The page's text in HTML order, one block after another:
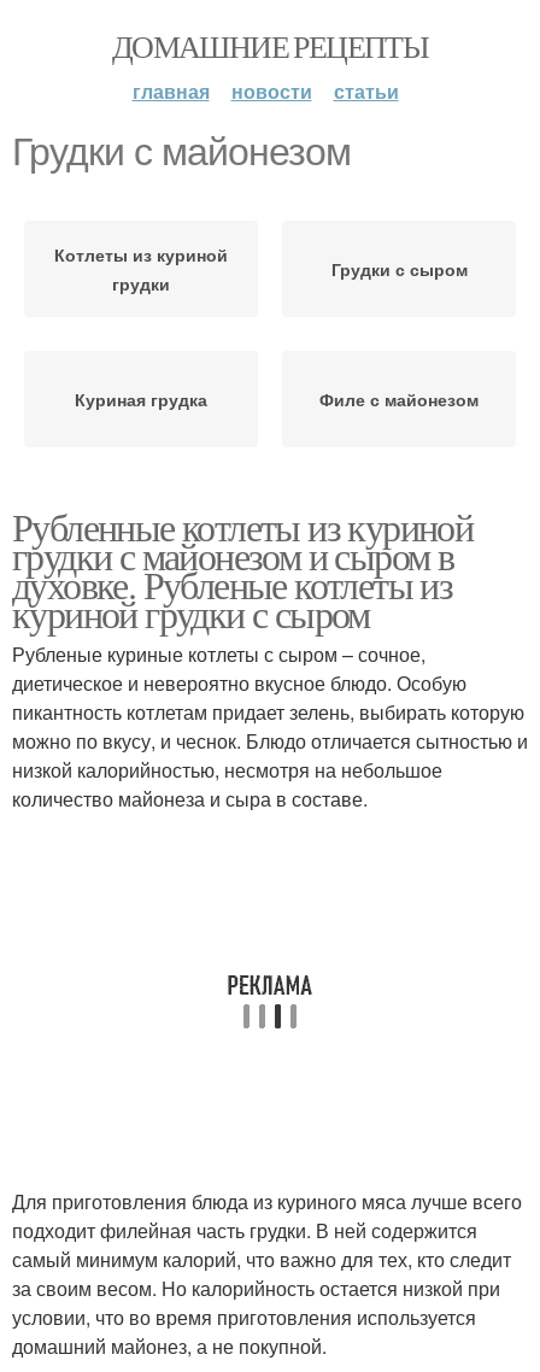
ДОМАШНИЕ РЕЦЕПТЫ
главная новости статьи
Грудки с майонезом
Котлеты из куриной
грудки
Грудки с сыром
Куриная грудка Филе с майонезом
Рубленные котлеты из куриной
грудки с майонезом и сыром в
духовке. Рубленые котлеты из
куриной грудки с сыром
Рубленые куриные котлеты с сыром – сочное,
диетическое и невероятно вкусное блюдо. Особую
пикантность котлетам придает зелень, выбирать которую
можно по вкусу, и чеснок. Блюдо отличается сытностью и
низкой калорийностью, несмотря на небольшое
количество майонеза и сыра в составе.
Для приготовления блюда из куриного мяса лучше всего
подходит филейная часть грудки. В ней содержится
самый минимум калорий, что важно для тех, кто следит
за своим весом. Но калорийность остается низкой при
условии, что во время приготовления используется
домашний майонез, а не покупной.